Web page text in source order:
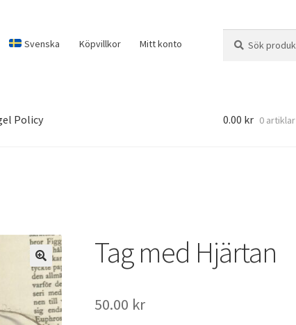
Svenska Köpvillkor Mitt konto
efter:
Policy 0.00 kr 0 artiklar
Tag med Hjärtan
50.00 kr